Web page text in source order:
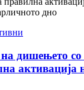
дишењето
активација